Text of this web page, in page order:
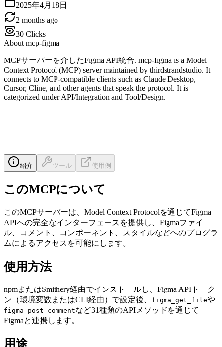
2025年4月18日
2 months ago
30 Clicks
About mcp-figma
MCPサーバーを介したFigma API統合. mcp-figma is a Model
Context Protocol (MCP) server maintained by thirdstrandstudio. It
connects to MCP-compatible clients such as Claude Desktop,
Cursor, Cline, and other agents that speak the protocol. It is
categorized under API/Integration and Tool/Design.
紹介 ツール 使用例
このMCPについて
このMCPサーバーは、Model Context Protocolを通じてFigma
APIへの完全なインターフェースを提供し、Figmaファイ
ル、コメント、コンポーネント、スタイルなどへのプログラ
ムによるアクセスを可能にします。
使用方法
npmまたはSmithery経由でインストールし、Figma APIトーク
ン（環境変数またはCLI経由）で設定後、
figma_get_fileや
figma_post_commentなど31種類のAPIメソッドを通じて
Figmaと連携します。
用途